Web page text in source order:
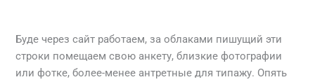
Буде через сайт работаем, за облаками пишущий эти
строки помещаем свою анкету, близкие фотографии
или фотке, более-менее антретные для типажу. Опять